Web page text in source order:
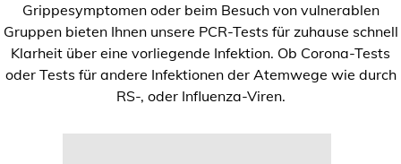
Grippesymptomen oder beim Besuch von vulnerablen
Gruppen bieten Ihnen unsere PCR-Tests für zuhause schnell
Klarheit über eine vorliegende Infektion. Ob Corona-Tests
oder Tests für andere Infektionen der Atemwege wie durch
RS-, oder Influenza-Viren.